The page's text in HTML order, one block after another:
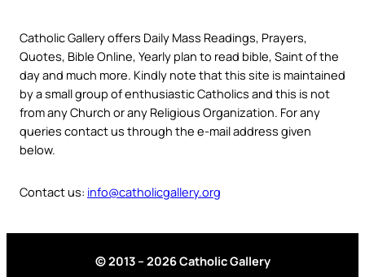
Catholic Gallery offers Daily Mass Readings, Prayers,
Quotes, Bible Online, Yearly plan to read bible, Saint of the
day and much more. Kindly note that this site is maintained
by a small group of enthusiastic Catholics and this is not
from any Church or any Religious Organization. For any
queries contact us through the e-mail address given
below.
Contact us: info@catholicgallery.org
© 2013 – 2026 Catholic Gallery